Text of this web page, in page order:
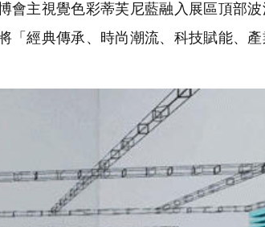
主視覺色彩蒂芙尼藍融入展區頂部波
「經典傳承、時尚潮流、科技賦能、